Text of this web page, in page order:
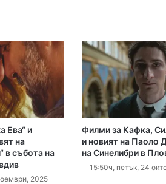
Театър „Хенд“ дебютира на световния Edinburgh Festival Fringe
155 тона вода от въздуха помогнаха в битката с пожара в Пазарджишко
Ева“ и
на
в събота на
2025
Филми за Кафка,
и новият на Паоло
на Синелибри в
15:50ч, петък, 24